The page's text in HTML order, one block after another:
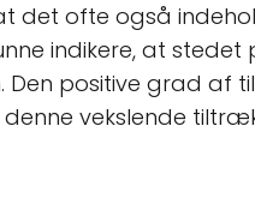
det ofte også
indikere, at
positive grad af
denne vekslende